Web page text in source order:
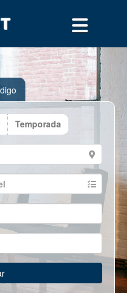
Temporada